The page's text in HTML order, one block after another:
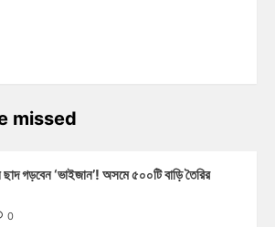
missed
গড়বেন ‘ভাইজান’! অসমে ৫০০টি বাড়ি তৈরির
0